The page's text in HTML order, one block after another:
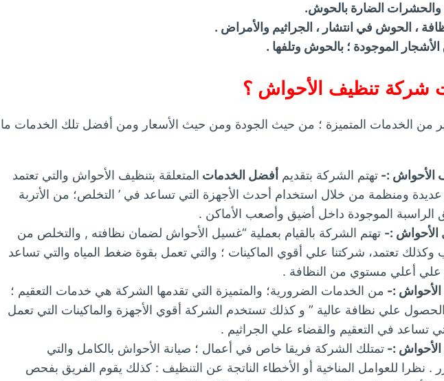
والحشرات الضارة بالحوش.
، الحوش في انتشار ، الجراثيم والأمراض .
الموجودة ؛ بالحوش وتلفها .
شركة تنظيف الأحواش ؟
من الخدمات المتميزة ؛ من حيث الجودة ومن حيث الأسعار ومن أفضل تلك الخدمات ما
الأحواش :- تهتم الشركة بتقديم أفضل الخدمات المتعلقة بتنظيف الأحواش والتي تعتمد
ومنظمة من خلال استخدام أحدث الأجهزة التي تساعد في ’ التخلص؛ من الأتربة
الراسبة الموجودة داخل أضيق وأصعب الأماكن .
:- تهتم الشركة بالقيام بعملية “غسيل الأحواش لضمان نظافته , والتخلص من
وكذلك تعتمد، شركتنا علي أقوي الماكينات ؛ والتي تعمل بقوة ضغط المياه والتي تساعد
أعلي مستوي من النظافة .
:- من الخدمات الضرورية؛ والمتميزة التي تقدمها الشركة هي خدمات التعقيم ؛
علي نظافة عالية ” و كذلك تستخدم الشركة أقوي الأجهزة والماكينات التي تعمل
تساعد في التعقيم والقضاء علي الجراثيم .
:- تمتلك الشركة فريقا خاص في أعمال ؛ صيانة الأحواش بالكامل والتي
نظرا للعوامل المناخية أو الأخطاء الناتجة عن التنظيف : كذلك يقوم الفريق بفحص